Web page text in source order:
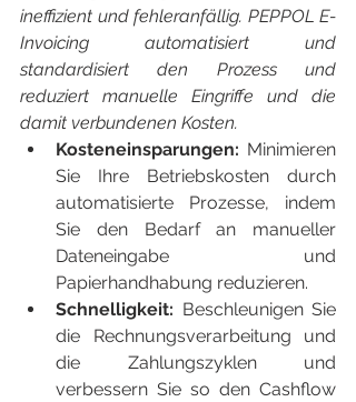
ineffizient und fehleranfällig. PEPPOL E-
Invoicing automatisiert und
standardisiert den Prozess und
reduziert manuelle Eingriffe und die
damit verbundenen Kosten.
Kosteneinsparungen: Minimieren
Sie Ihre Betriebskosten durch
automatisierte Prozesse, indem
Sie den Bedarf an manueller
Dateneingabe und
Papierhandhabung reduzieren.
Schnelligkeit: Beschleunigen Sie
die Rechnungsverarbeitung und
die Zahlungszyklen und
verbessern Sie so den Cashflow